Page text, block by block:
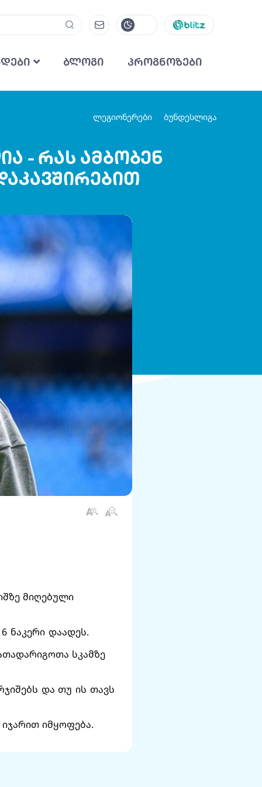
ბლოგი პროგნოზები
ლეგიონერები ბუნდესლიგა
- რას ამბობენ
მიღებული
ნაკერი დაადეს.
სკამზე
და თუ ის თავს
იმყოფება.